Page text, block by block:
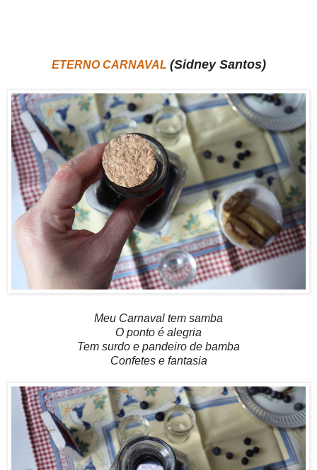
ETERNO CARNAVAL (Sidney Santos)
Meu Carnaval tem samba
O ponto é alegria
Tem surdo e pandeiro de bamba
Confetes e fantasia